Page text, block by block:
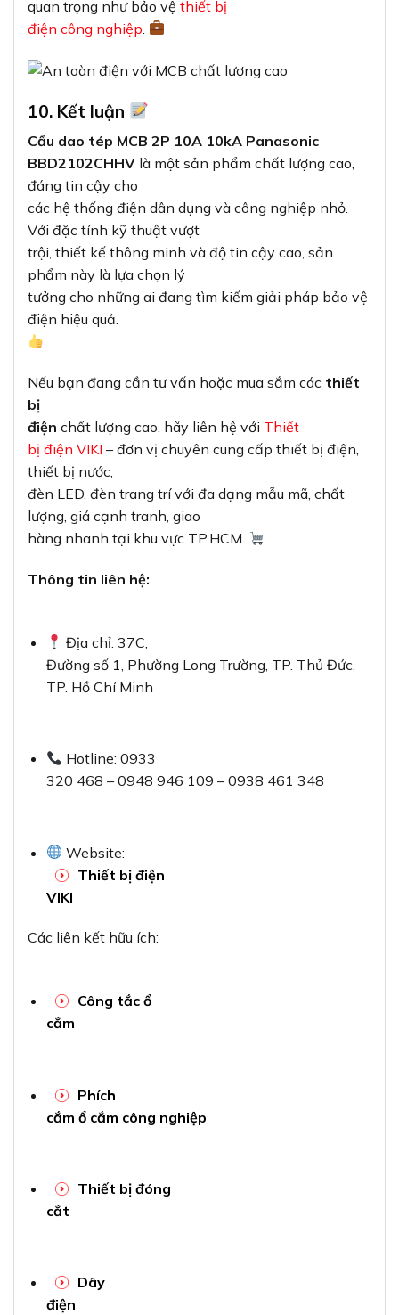
quan trọng như bảo vệ thiết bị
điện công nghiệp
10. Kết luận
Cầu dao tép MCB 2P 10A 10kA Panasonic
BBD2102CHHV là một sản phẩm chất lượng cao,
đáng tin cậy cho
các hệ thống điện dân dụng và công nghiệp nhỏ.
Với đặc tính kỹ thuật vượt
trội, thiết kế thông minh và độ tin cậy cao, sản
phẩm này là lựa chọn lý
tưởng cho những ai đang tìm kiếm giải pháp bảo vệ
điện hiệu quả.
Nếu bạn đang cần tư vấn hoặc mua sắm các thiết
bị
điện chất lượng cao, hãy liên hệ với Thiết
bị điện VIKI – đơn vị chuyên cung cấp thiết bị điện,
thiết bị nước,
đèn LED, đèn trang trí với đa dạng mẫu mã, chất
lượng, giá cạnh tranh, giao
hàng nhanh tại khu vực TP.HCM.
Thông tin liên hệ:
Địa chỉ: 37C,
Đường số 1, Phường Long Trường, TP. Thủ Đức,
TP. Hồ Chí Minh
Hotline: 0933
320 468 – 0948 946 109 – 0938 461 348
Website:
Thiết bị điện
VIKI
Các liên kết hữu ích:
Công tắc ổ
cắm
Phích
cắm ổ cắm công nghiệp
Thiết bị đóng
cắt
Dây
điện